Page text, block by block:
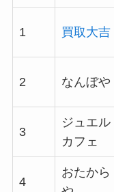
1 買取大吉
2 なんぼや
3
ジュエル
カフェ
4
おたから